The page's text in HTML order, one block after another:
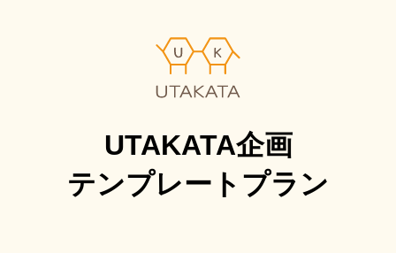
UTAKATA企画
テンプレートプラン